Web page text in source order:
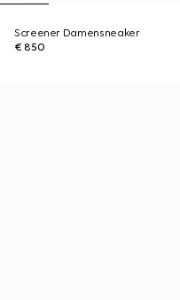
Screener Damensneaker
€ 850